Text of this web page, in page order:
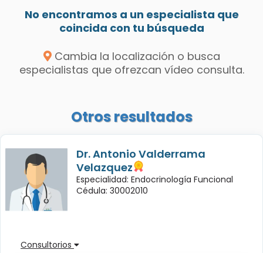
No encontramos a un especialista que
coincida con tu búsqueda
Cambia la localización o busca
especialistas que ofrezcan vídeo consulta.
Otros resultados
Dr. Antonio Valderrama
Velazquez
Especialidad: Endocrinología Funcional
Cédula: 30002010
Consultorios